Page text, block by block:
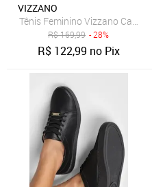
VIZZANO
Tênis Feminino Vizzano
R$169,99 - 28%
R$ 122,99 no Pix